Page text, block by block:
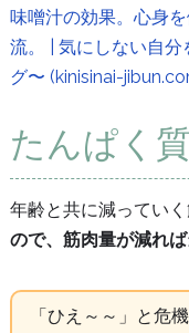
味噌汁の効果。心身
流。 | 気にしない自
グ〜 (kinisinai-
たんぱく
年齢と共に減っていく
ので、筋肉量が減れ
「ひえ～～」と危